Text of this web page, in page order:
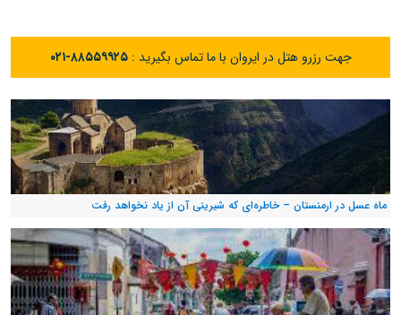
جهت رزرو هتل در ایروان با ما تماس بگیرید :۰۲۱-۸۸۵۵۹۹۲۵
ماه عسل در ارمنستان – خاطره‌ای که شیرینی آن از یاد نخواهد رفت